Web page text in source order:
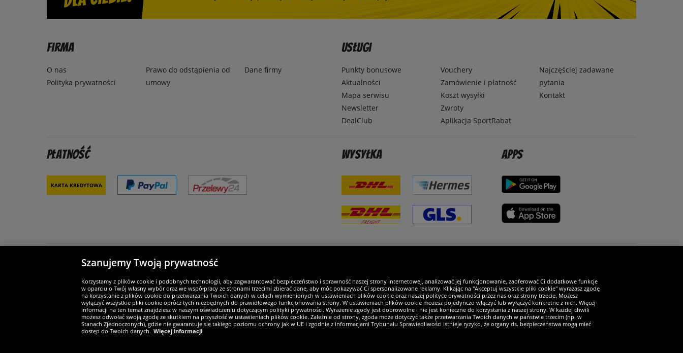
Firma
O nas
Polityka prywatności
Prawo do odstąpienia od
umowy
Dane firmy
Usługi
Punkty bonusowe
Aktualności
Mapa serwisu
Newsletter
DealClub
Vouchery
Zamówienie i płatność
Koszt wysyłki
Zwroty
Aplikacja SportRabat
Najczęściej zadawane
pytania
Kontakt
Płatność
Karta kredytowa
Wysyłka Apps
Partnerzy i bezpieczeństwo
Widerruf
Jesteśmy wyjątkowi
Szanujemy Twoją prywatność
Korzystamy z plików cookie i podobnych technologii, aby zagwarantować bezpieczeństwo i sprawność naszej strony internetowej, analizować jej funkcjonowanie, zaoferować Ci dodatkowe funkcje
w oparciu o Twój własny wybór oraz we współpracy ze stronami trzecimi zbierać dane, aby móc pokazywać Ci spersonalizowane reklamy. Klikając na "Akceptuj wszystkie pliki cookie" wyrażasz zgodę
na korzystanie z plików cookie do przetwarzania Twoich danych w celach wymienionych w ustawieniach plików cookie oraz naszej polityce prywatności przez nas oraz strony trzecie. Możesz
wyłączyć wszystkie pliki cookie oprócz tych niezbędnych do prawidłowego funkcjonowania strony. W ustawieniach plików cookie możesz pojedynczo włączyć lub wyłączyć konkretne z nich. Więcej
informacji na ten temat znajdziesz w naszym oświadczeniu dotyczącym polityki prywatności. Wyrażenie zgody jest dobrowolne i nie jest konieczne do korzystania z naszej strony. W każdej chwili
możesz odwołać swoją zgodę ze skutkiem na przyszłość w ustawieniach plików cookie. Zależnie od strony, zgoda może dotyczyć także przetwarzania Twoich danych w państwie trzecim (np. w
Stanach Zjednoczonych), gdzie nie gwarantuje się takiego poziomu ochrony jak w UE i zgodnie z informacjami Trybunału Sprawiedliwości istnieje ryzyko, że organy ds. bezpieczeństwa mogą mieć
dostęp do Twoich danych. Więcej informacji